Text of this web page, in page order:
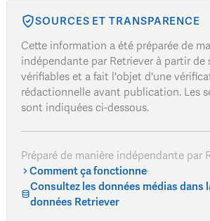
SOURCES ET TRANSPARENCE
Cette information a été préparée de
indépendante par Retriever à partir de
vérifiables et a fait l'objet d'une
rédactionnelle avant publication. Les
sont indiquées ci-dessous.
Préparé de manière indépendante par
Comment ça fonctionne·
Consultez les données médias dans
données Retriever